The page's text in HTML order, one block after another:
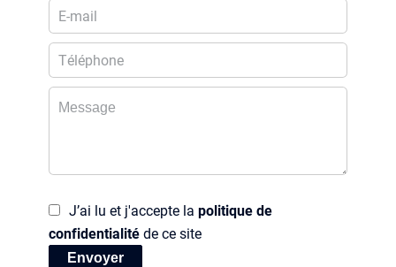
J’ai lu et j'accepte la politique de
confidentialitéde ce site
Envoyer